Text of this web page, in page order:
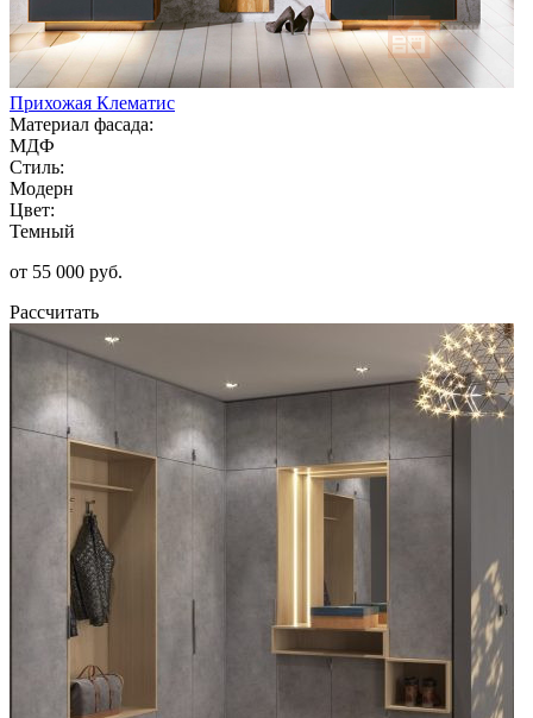
Прихожая Клематис
Материал фасада:
МДФ
Стиль:
Модерн
Цвет:
Темный
от 55 000 руб.
Рассчитать